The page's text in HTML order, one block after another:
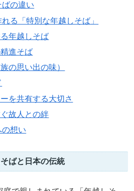
の違い
る「特別な年越しそば」
年越しそば
進そば
の思い出の味）
を共有する大切さ
故人との絆
想い
ばと日本の伝統